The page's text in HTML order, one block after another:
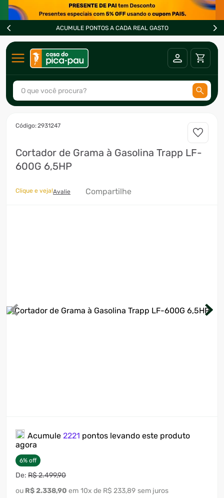
ACUMULE PONTOS A CADA REAL GASTO
O que você procura?
:2931247
Cortador de Grama à Gasolina Trapp LF-
600G 6,5HP
Clique e veja!Avalie Compartilhe
Acumule 2221 pontos levando este produto
agora
6% off
R$2.499,90
R$2.338,90 10x R$ 233,89 sem juros
2º
fogão
3º
freezer
4º
forno